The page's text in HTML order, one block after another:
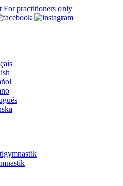
For practitioners only